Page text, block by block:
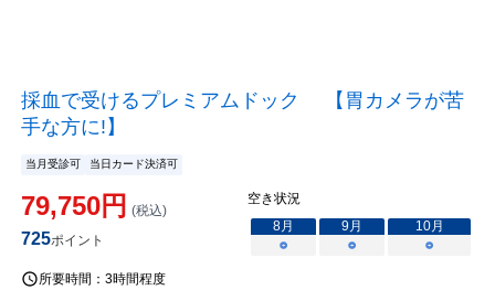
採血で受けるプレミアムドック 【胃カメラが苦
手な方に!】
当月受診可 当日カード決済可
79,750円 (税込)
725ポイント
空き状況
8月 9月 10月
○
○ ○
所要時間： 3時間程度